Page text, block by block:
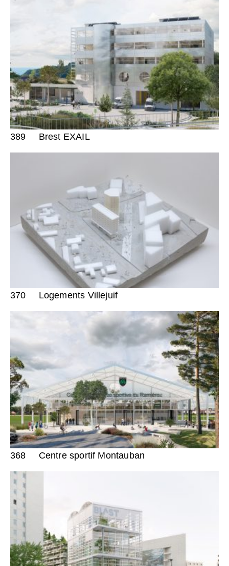
389 Brest EXAIL
370 Logements Villejuif
368 Centre sportif Montauban